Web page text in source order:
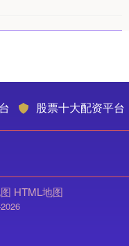
股票十大配资平台
HTML地图